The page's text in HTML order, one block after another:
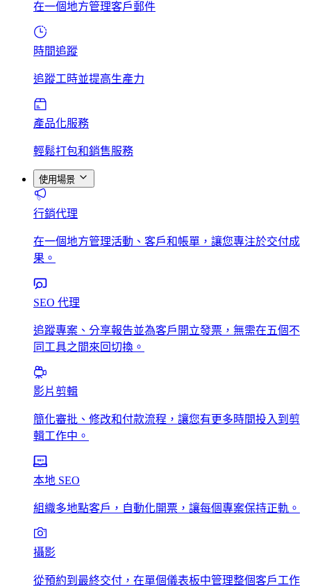
在一個地方管理客戶郵件
時間追蹤
追蹤工時並提高生產力
產品化服務
輕鬆打包和銷售服務
使用場景
行銷代理
在一個地方管理活動、客戶和帳單，讓您專注於交付成
果。
SEO 代理
追蹤專案、分享報告並為客戶開立發票，無需在五個不
同工具之間來回切換。
影片剪輯
簡化審批、修改和付款流程，讓您有更多時間投入到剪
輯工作中。
本地 SEO
組織多地點客戶，自動化開票，讓每個專案保持正軌。
攝影
從預約到最終交付，在單個儀表板中管理整個客戶工作